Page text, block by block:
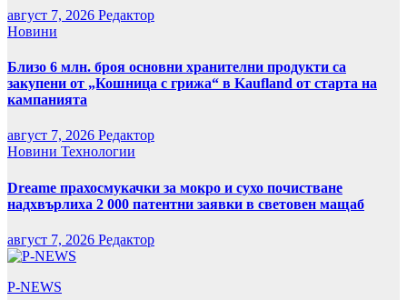
август 7, 2026 Редактор
Новини
Близо 6 млн. броя основни хранителни продукти са
закупени от „Кошница с грижа“ в Kaufland от старта на
кампанията
август 7, 2026 Редактор
Новини Технологии
Dreame прахосмукачки за мокро и сухо почистване
надхвърлиха 2 000 патентни заявки в световен мащаб
август 7, 2026 Редактор
P-NEWS